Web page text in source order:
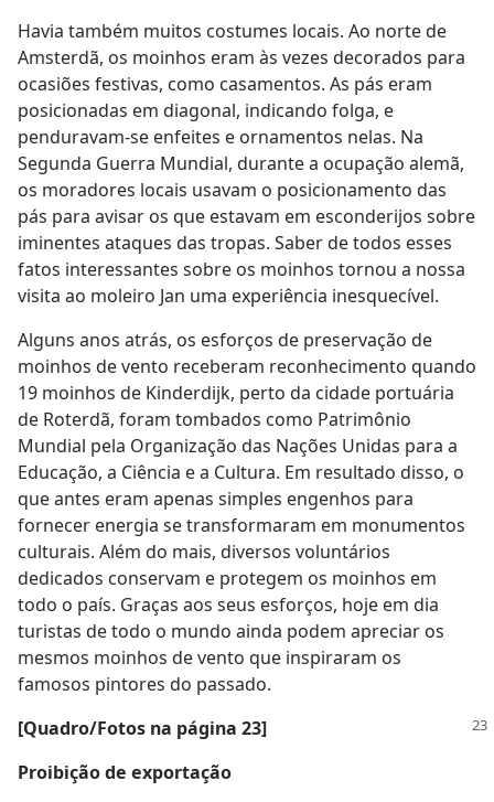
Havia também muitos costumes locais. Ao norte de
Amsterdã, os moinhos eram às vezes decorados para
ocasiões festivas, como casamentos. As pás eram
posicionadas em diagonal, indicando folga, e
penduravam-se enfeites e ornamentos nelas. Na
Segunda Guerra Mundial, durante a ocupação alemã,
os moradores locais usavam o posicionamento das
pás para avisar os que estavam em esconderijos sobre
iminentes ataques das tropas. Saber de todos esses
fatos interessantes sobre os moinhos tornou a nossa
visita ao moleiro Jan uma experiência inesquecível.
Alguns anos atrás, os esforços de preservação de
moinhos de vento receberam reconhecimento quando
19 moinhos de Kinderdijk, perto da cidade portuária
de Roterdã, foram tombados como Patrimônio
Mundial pela Organização das Nações Unidas para a
Educação, a Ciência e a Cultura. Em resultado disso, o
que antes eram apenas simples engenhos para
fornecer energia se transformaram em monumentos
culturais. Além do mais, diversos voluntários
dedicados conservam e protegem os moinhos em
todo o país. Graças aos seus esforços, hoje em dia
turistas de todo o mundo ainda podem apreciar os
mesmos moinhos de vento que inspiraram os
famosos pintores do passado.
[Quadro/Fotos na página 23]
Proibição de exportação